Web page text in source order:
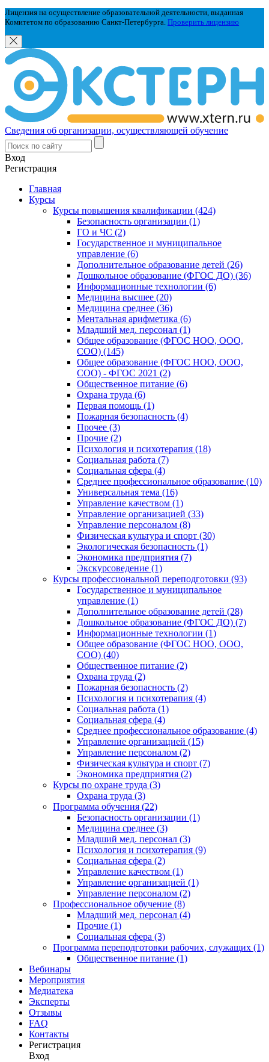
Лицензия на осуществление образовательной деятельности, выданная
Комитетом по образованию Санкт-Петербурга. Проверить лицензию
Сведения об организации, осуществляющей обучение
Вход
Регистрация
Главная
Курсы
Курсы повышения квалификации (424)
Безопасность организации (1)
ГО и ЧС (2)
Государственное и муниципальное
управление (6)
Дополнительное образование детей (26)
Дошкольное образование (ФГОС ДО) (36)
Информационные технологии (6)
Медицина высшее (20)
Медицина среднее (36)
Ментальная арифметика (6)
Младший мед. персонал (1)
Общее образование (ФГОС НОО, ООО,
СОО) (145)
Общее образование (ФГОС НОО, ООО,
СОО) - ФГОС 2021 (2)
Общественное питание (6)
Охрана труда (6)
Первая помощь (1)
Пожарная безопасность (4)
Прочее (3)
Прочие (2)
Психология и психотерапия (18)
Социальная работа (7)
Социальная сфера (4)
Среднее профессиональное образование (10)
Универсальная тема (16)
Управление качеством (1)
Управление организацией (33)
Управление персоналом (8)
Физическая культура и спорт (30)
Экологическая безопасность (1)
Экономика предприятия (7)
Экскурсоведение (1)
Курсы профессиональной переподготовки (93)
Государственное и муниципальное
управление (1)
Дополнительное образование детей (28)
Дошкольное образование (ФГОС ДО) (7)
Информационные технологии (1)
Общее образование (ФГОС НОО, ООО,
СОО) (40)
Общественное питание (2)
Охрана труда (2)
Пожарная безопасность (2)
Психология и психотерапия (4)
Социальная работа (1)
Социальная сфера (4)
Среднее профессиональное образование (4)
Управление организацией (15)
Управление персоналом (2)
Физическая культура и спорт (7)
Экономика предприятия (2)
Курсы по охране труда (3)
Охрана труда (3)
Программа обучения (22)
Безопасность организации (1)
Медицина среднее (3)
Младший мед. персонал (3)
Психология и психотерапия (9)
Социальная сфера (2)
Управление качеством (1)
Управление организацией (1)
Управление персоналом (2)
Профессиональное обучение (8)
Младший мед. персонал (4)
Прочие (1)
Социальная сфера (3)
Программа переподготовки рабочих, служащих (1)
Общественное питание (1)
Вебинары
Мероприятия
Медиатека
Эксперты
Отзывы
FAQ
Контакты
Регистрация
Вход